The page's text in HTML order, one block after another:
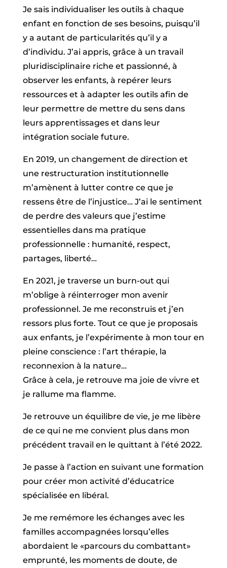
Je sais individualiser les outils à chaque
enfant en fonction de ses besoins, puisqu’il
y a autant de particularités qu’il y a
d’individu. J’ai appris, grâce à un travail
pluridisciplinaire riche et passionné, à
observer les enfants, à repérer leurs
ressources et à adapter les outils afin de
leur permettre de mettre du sens dans
leurs apprentissages et dans leur
intégration sociale future.
En 2019, un changement de direction et
une restructuration institutionnelle
m’amènent à lutter contre ce que je
ressens être de l’injustice… J’ai le sentiment
de perdre des valeurs que j’estime
essentielles dans ma pratique
professionnelle : humanité, respect,
partages, liberté…
En 2021, je traverse un burn-out qui
m’oblige à réinterroger mon avenir
professionnel. Je me reconstruis et j’en
ressors plus forte. Tout ce que je proposais
aux enfants, je l’expérimente à mon tour en
pleine conscience : l’art thérapie, la
reconnexion à la nature…
Grâce à cela, je retrouve ma joie de vivre et
je rallume ma flamme.
Je retrouve un équilibre de vie, je me libère
de ce qui ne me convient plus dans mon
précédent travail en le quittant à l’été 2022.
Je passe à l’action en suivant une formation
pour créer mon activité d’éducatrice
spécialisée en libéral.
Je me remémore les échanges avec les
familles accompagnées lorsqu’elles
abordaient le «parcours du combattant»
emprunté, les moments de doute, de